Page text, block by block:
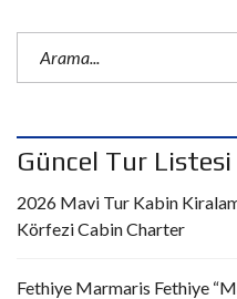
Güncel Tur Listesi
2026 Mavi Tur Kabin
Körfezi Cabin Charter
Fethiye Marmaris Fethiye